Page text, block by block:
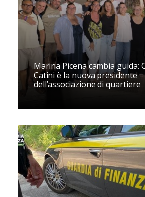
Marina Picena cambia guida:
Catini è la nuova presidente
dell’associazione di quartiere